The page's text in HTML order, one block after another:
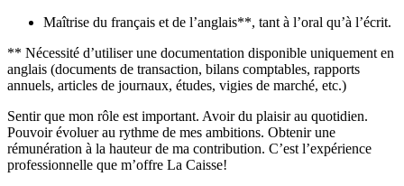
Maîtrise du français et de l’anglais**, tant à l’oral qu’à l’écrit.
** Nécessité d’utiliser une documentation disponible uniquement en
anglais (documents de transaction, bilans comptables, rapports
annuels, articles de journaux, études, vigies de marché, etc.)
Sentir que mon rôle est important. Avoir du plaisir au quotidien.
Pouvoir évoluer au rythme de mes ambitions. Obtenir une
rémunération à la hauteur de ma contribution. C’est l’expérience
professionnelle que m’offre La Caisse!